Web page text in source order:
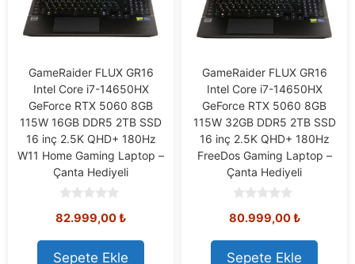
GameRaider FLUX GR16
Intel Core i7-14650HX
GeForce RTX 5060 8GB
115W 16GB DDR5 2TB SSD
16 inç 2.5K QHD+ 180Hz
W11 Home Gaming Laptop –
Çanta Hediyeli
o
t
o
82.999,00₺
Sepete Ekle
GameRaider FLUX GR16
Intel Core i7-14650HX
GeForce RTX 5060 8GB
115W 32GB DDR5 2TB SSD
16 inç 2.5K QHD+ 180Hz
FreeDos Gaming Laptop –
Çanta Hediyeli
o
t
o
80.999,00₺
Sepete Ekle